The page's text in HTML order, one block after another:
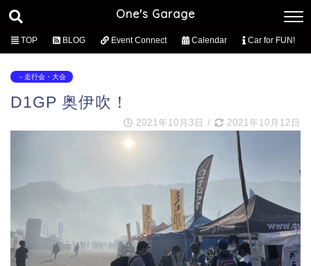
One's Garage
TOP BLOG Event Connect Calendar Car for FUN!
－走行会・大会
D1GP 奥伊吹！
2021年10月3日 / 2021年10月12日